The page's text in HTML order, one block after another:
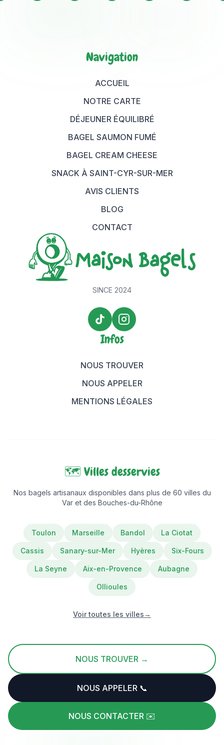
Navigation
ACCUEIL
NOTRE CARTE
DÉJEUNER ÉQUILIBRÉ
BAGEL SAUMON FUMÉ
BAGEL CREAM CHEESE
SNACK À SAINT-CYR-SUR-MER
AVIS CLIENTS
BLOG
CONTACT
SINCE 2024
TikTok Maison Bagels
Instagram Maison Bagels
Infos
NOUS TROUVER
NOUS APPELER
MENTIONS LÉGALES
🗺️ Villes desservies
Nos bagels artisanaux disponibles dans plus de 60 villes du
Var et des Bouches-du-Rhône
Toulon Marseille Bandol La Ciotat
Cassis Sanary-sur-Mer Hyères Six-Fours
La Seyne Aix-en-Provence Aubagne
Ollioules
Voir toutes les villes→
NOUS TROUVER →
NOUS APPELER 📞
NOUS CONTACTER ✉️